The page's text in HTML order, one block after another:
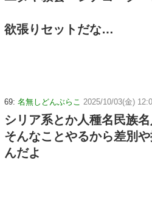
欲張りセットだな…
69: 名無しどんぶらこ 2025/10/03(金)
シリア系とか人種名民族
そんなことやるから差別
んだよ